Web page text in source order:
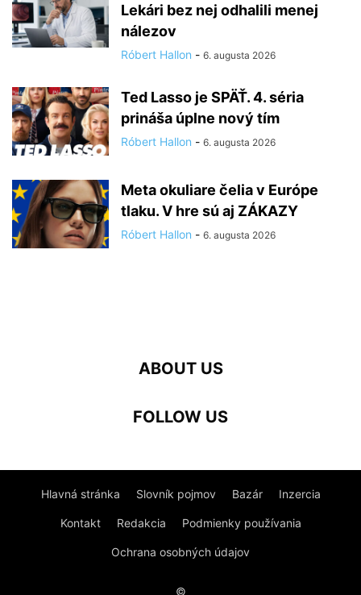
Lekári bez nej odhalili menej
nálezov
Róbert Hallon - 6. augusta 2026
Ted Lasso je SPÄŤ. 4. séria
prináša úplne nový tím
Róbert Hallon - 6. augusta 2026
Meta okuliare čelia v Európe
tlaku. V hre sú aj ZÁKAZY
Róbert Hallon - 6. augusta 2026
ABOUT US
FOLLOW US
Hlavná stránka Slovník pojmov Bazár Inzercia
Kontakt Redakcia Podmienky používania
Ochrana osobných údajov
©